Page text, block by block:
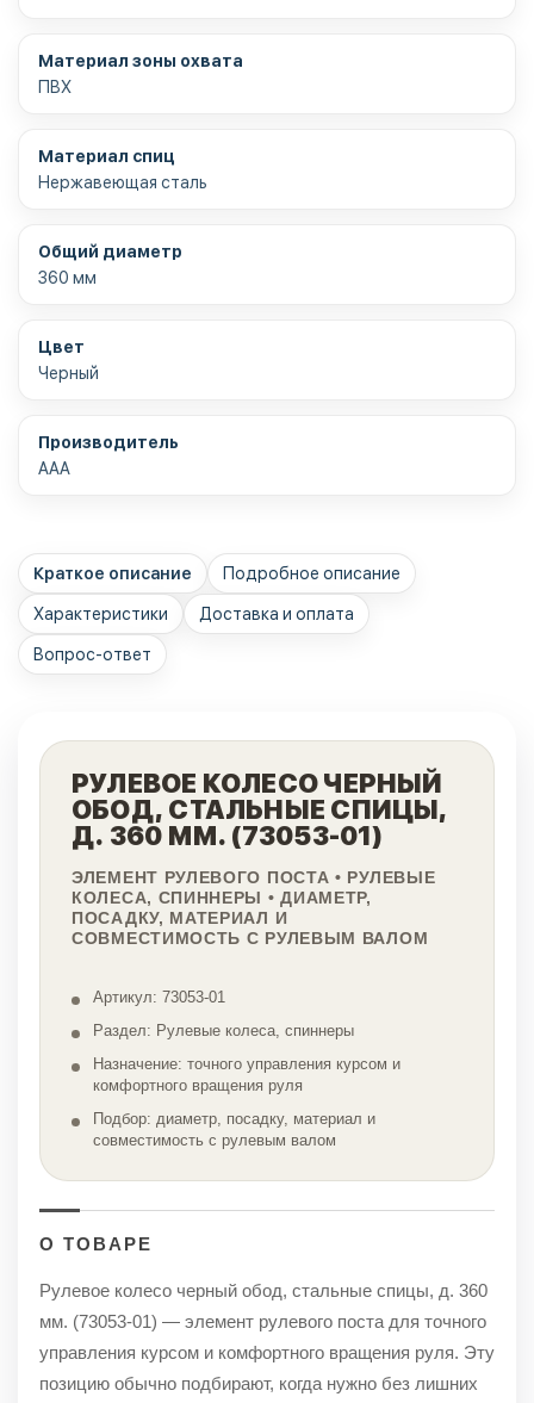
Материал зоны охвата
ПВХ
Материал спиц
Нержавеющая сталь
Общий диаметр
360 мм
Цвет
Черный
Производитель
AAA
Краткое описание Подробное описание
Характеристики Доставка и оплата
Вопрос-ответ
РУЛЕВОЕ КОЛЕСО ЧЕРНЫЙ
ОБОД, СТАЛЬНЫЕ СПИЦЫ,
Д. 360 ММ. (73053-01)
ЭЛЕМЕНТ РУЛЕВОГО ПОСТА • РУЛЕВЫЕ
КОЛЕСА, СПИННЕРЫ • ДИАМЕТР,
ПОСАДКУ, МАТЕРИАЛ И
СОВМЕСТИМОСТЬ С РУЛЕВЫМ ВАЛОМ
Артикул: 73053-01
Раздел: Рулевые колеса, спиннеры
Назначение: точного управления курсом и
комфортного вращения руля
Подбор: диаметр, посадку, материал и
совместимость с рулевым валом
О ТОВАРЕ
Рулевое колесо черный обод, стальные спицы, д. 360
мм. (73053-01) — элемент рулевого поста для точного
управления курсом и комфортного вращения руля. Эту
позицию обычно подбирают, когда нужно без лишних